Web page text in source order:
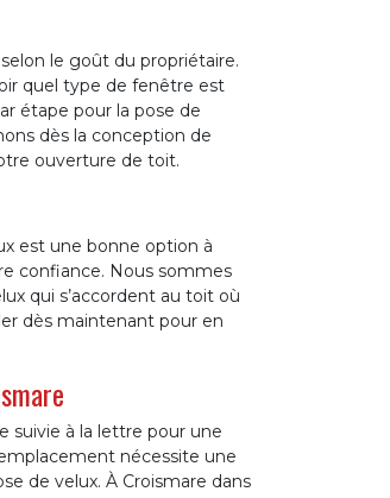
le goût du propriétaire.
quel type de fenêtre est
étape pour la pose de
dès la conception de
ouverture de toit.
est une bonne option à
confiance. Nous sommes
qui s’accordent au toit où
dès maintenant pour en
suivie à la lettre pour une
nécessite une
de velux. À Croismare dans